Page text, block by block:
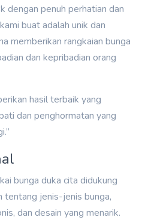
dengan penuh perhatian dan
buat adalah unik dan
memberikan rangkaian bunga
dan kepribadian orang
hasil terbaik yang
dan penghormatan yang
bunga duka cita didukung
tentang jenis-jenis bunga,
dan desain yang menarik.